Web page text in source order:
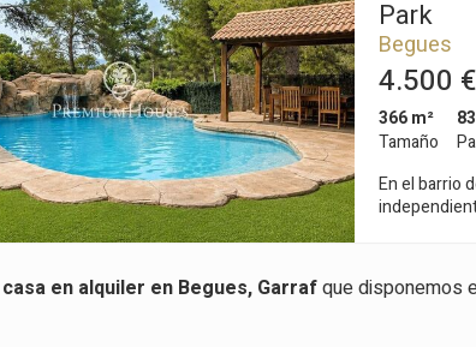
Park
Begues
4.500 €
366 m²
Tamaño
En el barrio
compuesta
una
casa en alquiler en Begues, Garrafque disponemos
Cookies propias para recopilar información con la finalidad
mismas. El usuario tiene la posibilidad de configurar su
lo desea, impedir que sean instaladas en su disco duro,